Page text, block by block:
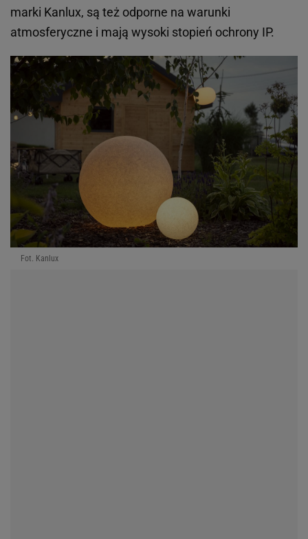
marki Kanlux, są też odporne na warunki
atmosferyczne i mają wysoki stopień ochrony IP.
Fot. Kanlux